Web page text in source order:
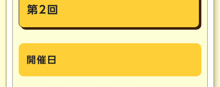
第2回
開催日